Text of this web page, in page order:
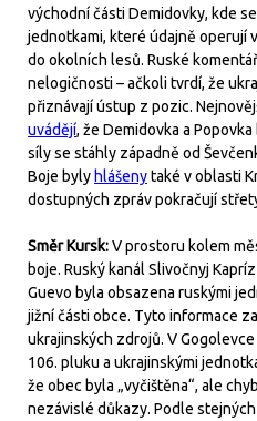
východní části Demidovky, kde
jednotkami, které údajně operují
do okolních lesů. Ruské
nelogičnosti – ačkoli tvrdí, že
přiznávají ústup z pozic.
uvádějí, že Demidovka a
síly se stáhly západně od
Boje byly hlášenytaké v oblasti
dostupných zpráv pokračují
Směr Kursk:V prostoru kolem
boje. Ruský kanál Slivočnyj Kapríz
Guevo byla obsazena ruskými
jižní části obce. Tyto informace
ukrajinských zdrojů. V
106. pluku a ukrajinskými
že obec byla „vyčištěna“, ale
nezávislé důkazy. Podle